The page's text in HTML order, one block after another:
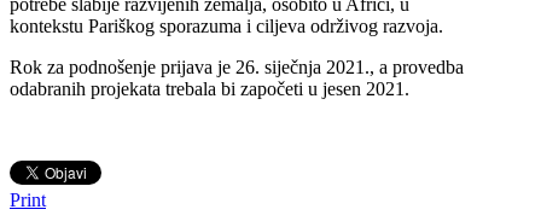
potrebe slabije razvijenih zemalja, osobito u Africi, u
kontekstu Pariškog sporazuma i ciljeva održivog razvoja.
Rok za podnošenje prijava je 26. siječnja 2021., a provedba
odabranih projekata trebala bi započeti u jesen 2021.
Print